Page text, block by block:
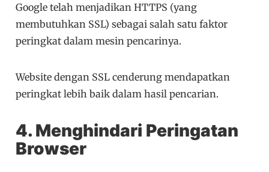
Google telah menjadikan HTTPS (yang
membutuhkan SSL) sebagai salah satu faktor
peringkat dalam mesin pencarinya.
Website dengan SSL cenderung mendapatkan
peringkat lebih baik dalam hasil pencarian.
4. Menghindari Peringatan
Browser